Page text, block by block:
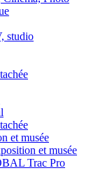
studio
et musée
et musée
Trac Pro